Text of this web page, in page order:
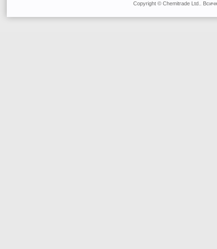
Copyright © Chemitrade Ltd..